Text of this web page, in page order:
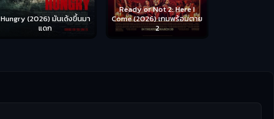
Hungry (2026) มันเด้งขึ้นมา
แดก
Ready or Not 2: Here I
Come (2026) เกมพร้อมตาย
2